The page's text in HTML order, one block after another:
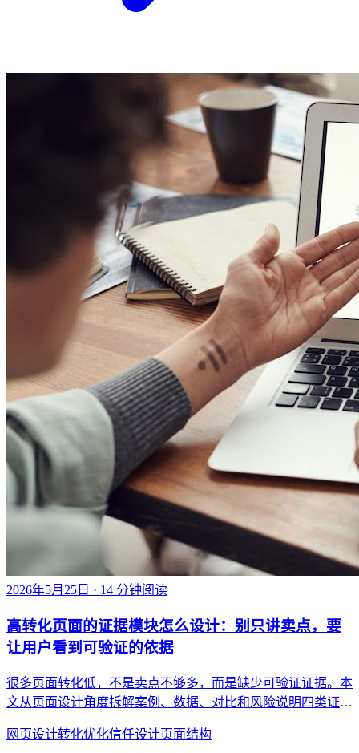
2026年5月25日 · 14 分钟阅读
高转化页面的证据模块怎么设计：别只讲卖点，要
让用户看到可验证的依据
很多页面转化低，不是卖点不够多，而是缺少可验证证据。本
文从页面设计角度拆解案例、数据、对比和风险说明四类证据
网页设计转化优化信任设计页面结构